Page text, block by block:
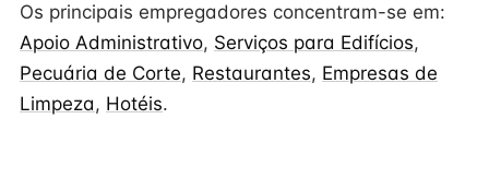
Os principais empregadores concentram-se em:
Apoio Administrativo, Serviços para Edifícios,
Pecuária de Corte, Restaurantes, Empresas de
Limpeza, Hotéis.